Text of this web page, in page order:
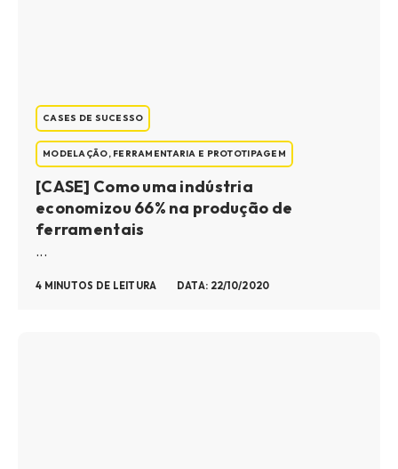
CASES DE SUCESSO
MODELAÇÃO, FERRAMENTARIA E PROTOTIPAGEM
[CASE] Como uma indústria
economizou 66% na produção de
ferramentais
...
4 MINUTOS DE LEITURA DATA: 22/10/2020